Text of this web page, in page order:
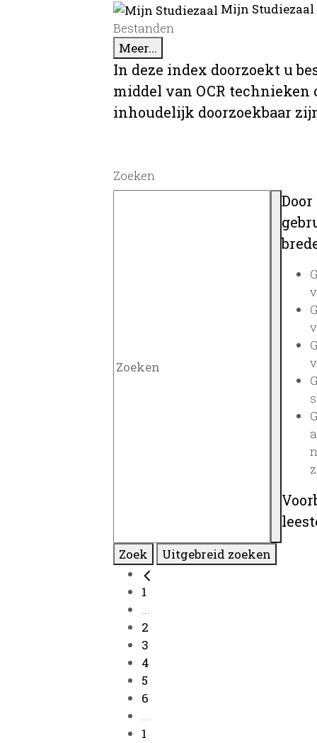
Mijn
Bestanden
Meer...
In deze index doorzoekt u
middel van OCR
inhoudelijk doorzoekbaar
Zoeken
Zoek Uitgebreid zoeken
1
...
2
3
4
5
6
...
1